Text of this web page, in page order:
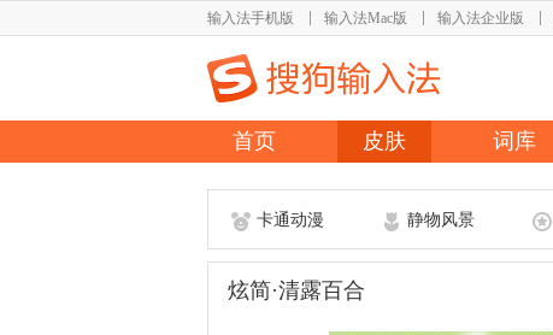
输入法手机版 输入法Mac版 输入法企业版
首页 皮肤 词库
卡通动漫 静物风景
炫简·清露百合